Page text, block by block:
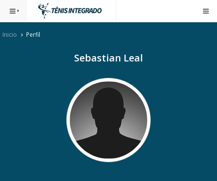
Inicio Perfil
Sebastian Leal